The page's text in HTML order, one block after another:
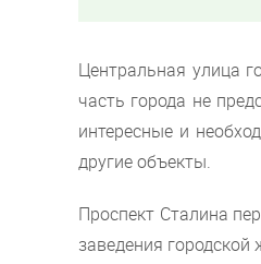
Центральная улица
часть города не
интересные и
другие объекты.
Проспект Сталина
заведения